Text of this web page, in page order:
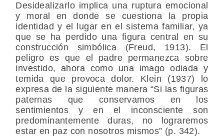
Desidealizarlo implica una ruptura emocional
y moral en donde se cuestiona la propia
identidad y el lugar en el sistema familiar, ya
que se ha perdido una figura central en su
construcción simbólica (Freud, 1913). El
peligro es que el padre permanezca sobre
investido, ahora como una imago odiada y
temida que provoca dolor. Klein (1937) lo
expresa de la siguiente manera “Si las figuras
paternas que conservamos en los
sentimientos y en el inconsciente son
predominantemente duras, no lograremos
estar en paz con nosotros mismos” (p. 342).